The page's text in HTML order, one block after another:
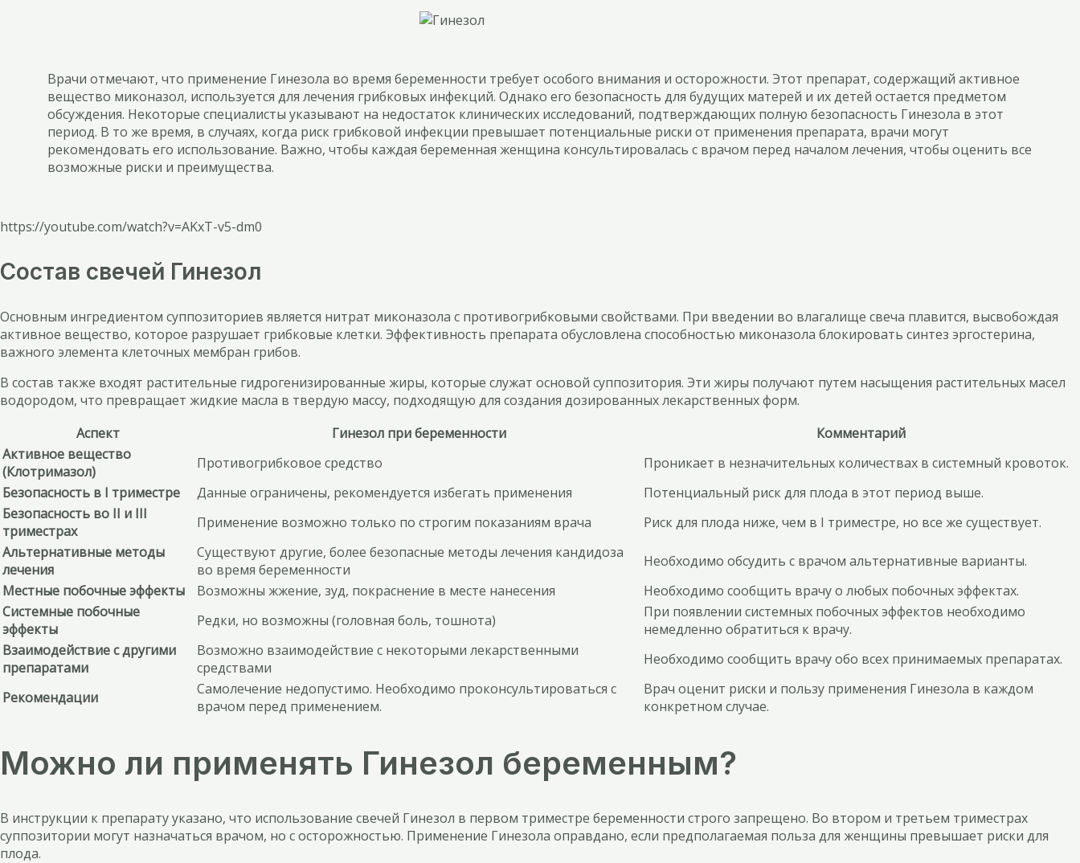
Врачи отмечают, что применение Гинезола во время беременности требует особого внимания и осторожности. Этот препарат, содержащий активное
вещество миконазол, используется для лечения грибковых инфекций. Однако его безопасность для будущих матерей и их детей остается предметом
обсуждения. Некоторые специалисты указывают на недостаток клинических исследований, подтверждающих полную безопасность Гинезола в этот
период. В то же время, в случаях, когда риск грибковой инфекции превышает потенциальные риски от применения препарата, врачи могут
рекомендовать его использование. Важно, чтобы каждая беременная женщина консультировалась с врачом перед началом лечения, чтобы оценить все
возможные риски и преимущества.
https://youtube.com/watch?v=AKxT-v5-dm0
Состав свечей Гинезол
Основным ингредиентом суппозиториев является нитрат миконазола с противогрибковыми свойствами. При введении во влагалище свеча плавится, высвобождая
активное вещество, которое разрушает грибковые клетки. Эффективность препарата обусловлена способностью миконазола блокировать синтез эргостерина,
важного элемента клеточных мембран грибов.
В состав также входят растительные гидрогенизированные жиры, которые служат основой суппозитория. Эти жиры получают путем насыщения растительных масел
водородом, что превращает жидкие масла в твердую массу, подходящую для создания дозированных лекарственных форм.
Аспект
Гинезол при беременности
Комментарий
Активное вещество
(Клотримазол)
Противогрибковое средство
Проникает в незначительных количествах в системный кровоток.
Безопасность в I триместре
Данные ограничены, рекомендуется избегать применения
Потенциальный риск для плода в этот период выше.
Безопасность во II и III
триместрах
Применение возможно только по строгим показаниям врача
Риск для плода ниже, чем в I триместре, но все же существует.
Альтернативные методы
лечения
Существуют другие, более безопасные методы лечения кандидоза
во время беременности
Необходимо обсудить с врачом альтернативные варианты.
Местные побочные эффекты
Возможны жжение, зуд, покраснение в месте нанесения
Необходимо сообщить врачу о любых побочных эффектах.
Системные побочные
эффекты
Редки, но возможны (головная боль, тошнота)
При появлении системных побочных эффектов необходимо
немедленно обратиться к врачу.
Взаимодействие с другими
препаратами
Возможно взаимодействие с некоторыми лекарственными
средствами
Необходимо сообщить врачу обо всех принимаемых препаратах.
Рекомендации
Самолечение недопустимо. Необходимо проконсультироваться с
врачом перед применением.
Врач оценит риски и пользу применения Гинезола в каждом
конкретном случае.
Можно ли применять Гинезол беременным?
В инструкции к препарату указано, что использование свечей Гинезол в первом триместре беременности строго запрещено. Во втором и третьем триместрах
суппозитории могут назначаться врачом, но с осторожностью. Применение Гинезола оправдано, если предполагаемая польза для женщины превышает риски для
плода.